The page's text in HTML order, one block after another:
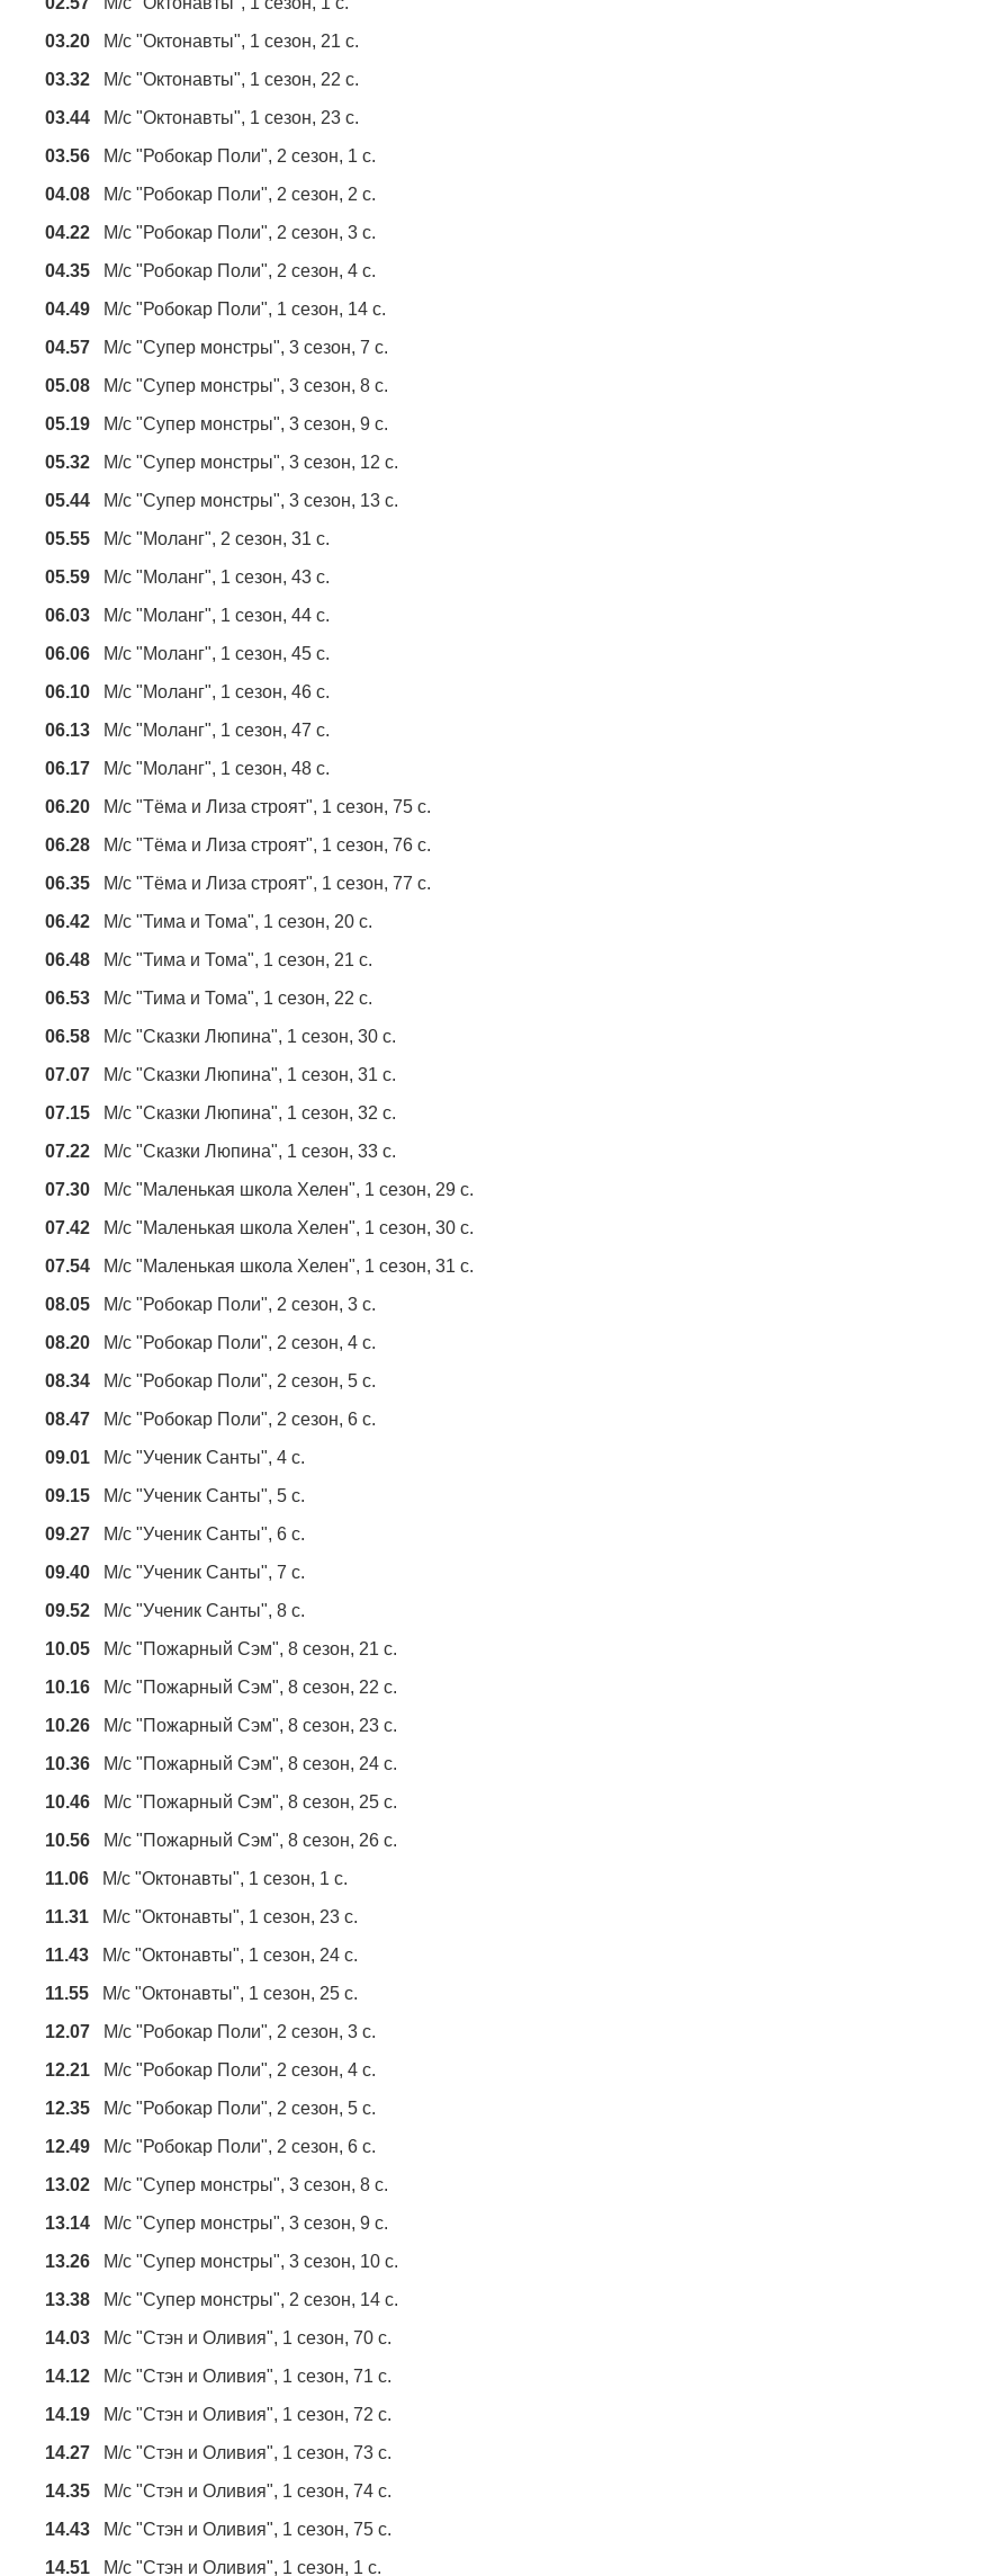
03.20 М/с "Октонавты", 1 сезон, 21 с.
03.32 М/с "Октонавты", 1 сезон, 22 с.
03.44 М/с "Октонавты", 1 сезон, 23 с.
03.56 М/с "Робокар Поли", 2 сезон, 1 с.
04.08 М/с "Робокар Поли", 2 сезон, 2 с.
04.22 М/с "Робокар Поли", 2 сезон, 3 с.
04.35 М/с "Робокар Поли", 2 сезон, 4 с.
04.49 М/с "Робокар Поли", 1 сезон, 14 с.
04.57 М/с "Супер монстры", 3 сезон, 7 с.
05.08 М/с "Супер монстры", 3 сезон, 8 с.
05.19 М/с "Супер монстры", 3 сезон, 9 с.
05.32 М/с "Супер монстры", 3 сезон, 12 с.
05.44 М/с "Супер монстры", 3 сезон, 13 с.
05.55 М/с "Моланг", 2 сезон, 31 с.
05.59 М/с "Моланг", 1 сезон, 43 с.
06.03 М/с "Моланг", 1 сезон, 44 с.
06.06 М/с "Моланг", 1 сезон, 45 с.
06.10 М/с "Моланг", 1 сезон, 46 с.
06.13 М/с "Моланг", 1 сезон, 47 с.
06.17 М/с "Моланг", 1 сезон, 48 с.
06.20 М/с "Тёма и Лиза строят", 1 сезон, 75 с.
06.28 М/с "Тёма и Лиза строят", 1 сезон, 76 с.
06.35 М/с "Тёма и Лиза строят", 1 сезон, 77 с.
06.42 М/с "Тима и Тома", 1 сезон, 20 с.
06.48 М/с "Тима и Тома", 1 сезон, 21 с.
06.53 М/с "Тима и Тома", 1 сезон, 22 с.
06.58 М/с "Сказки Люпина", 1 сезон, 30 с.
07.07 М/с "Сказки Люпина", 1 сезон, 31 с.
07.15 М/с "Сказки Люпина", 1 сезон, 32 с.
07.22 М/с "Сказки Люпина", 1 сезон, 33 с.
07.30 М/с "Маленькая школа Хелен", 1 сезон, 29 с.
07.42 М/с "Маленькая школа Хелен", 1 сезон, 30 с.
07.54 М/с "Маленькая школа Хелен", 1 сезон, 31 с.
08.05 М/с "Робокар Поли", 2 сезон, 3 с.
08.20 М/с "Робокар Поли", 2 сезон, 4 с.
08.34 М/с "Робокар Поли", 2 сезон, 5 с.
08.47 М/с "Робокар Поли", 2 сезон, 6 с.
09.01 М/с "Ученик Санты", 4 с.
09.15 М/с "Ученик Санты", 5 с.
09.27 М/с "Ученик Санты", 6 с.
09.40 М/с "Ученик Санты", 7 с.
09.52 М/с "Ученик Санты", 8 с.
10.05 М/с "Пожарный Сэм", 8 сезон, 21 с.
10.16 М/с "Пожарный Сэм", 8 сезон, 22 с.
10.26 М/с "Пожарный Сэм", 8 сезон, 23 с.
10.36 М/с "Пожарный Сэм", 8 сезон, 24 с.
10.46 М/с "Пожарный Сэм", 8 сезон, 25 с.
10.56 М/с "Пожарный Сэм", 8 сезон, 26 с.
11.06 М/с "Октонавты", 1 сезон, 1 с.
11.31 М/с "Октонавты", 1 сезон, 23 с.
11.43 М/с "Октонавты", 1 сезон, 24 с.
11.55 М/с "Октонавты", 1 сезон, 25 с.
12.07 М/с "Робокар Поли", 2 сезон, 3 с.
12.21 М/с "Робокар Поли", 2 сезон, 4 с.
12.35 М/с "Робокар Поли", 2 сезон, 5 с.
12.49 М/с "Робокар Поли", 2 сезон, 6 с.
13.02 М/с "Супер монстры", 3 сезон, 8 с.
13.14 М/с "Супер монстры", 3 сезон, 9 с.
13.26 М/с "Супер монстры", 3 сезон, 10 с.
13.38 М/с "Супер монстры", 2 сезон, 14 с.
14.03 М/с "Стэн и Оливия", 1 сезон, 70 с.
14.12 М/с "Стэн и Оливия", 1 сезон, 71 с.
14.19 М/с "Стэн и Оливия", 1 сезон, 72 с.
14.27 М/с "Стэн и Оливия", 1 сезон, 73 с.
14.35 М/с "Стэн и Оливия", 1 сезон, 74 с.
14.43 М/с "Стэн и Оливия", 1 сезон, 75 с.
14.51 М/с "Стэн и Оливия", 1 сезон, 1 с.